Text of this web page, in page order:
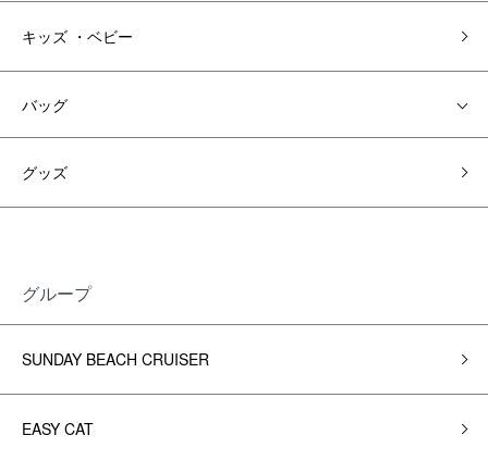
キッズ ・ベビー
バッグ
グッズ
グループ
SUNDAY BEACH CRUISER
EASY CAT